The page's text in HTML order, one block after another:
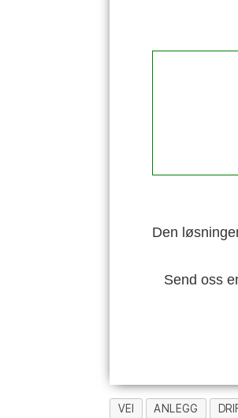
Den
Send oss
VEI ANLEGG